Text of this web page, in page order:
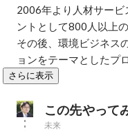
2006年より人材サービ
ントとして800人以上
その後、環境ビジネス
ョンをテーマとしたプ
さらに表示
この先やって
未来